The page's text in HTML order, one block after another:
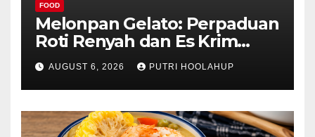
FOOD
Melonpan Gelato: Perpaduan
Roti Renyah dan Es Krim
Lembut yang Menggoda
AUGUST 6, 2026 PUTRI HOOLAHUP